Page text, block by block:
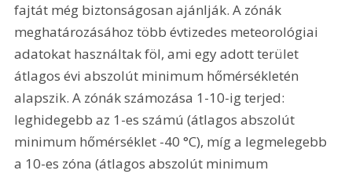
fajtát még biztonságosan ajánlják. A zónák
meghatározásához több évtizedes meteorológiai
adatokat használtak föl, ami egy adott terület
átlagos évi abszolút minimum hőmérsékletén
alapszik. A zónák számozása 1-10-ig terjed:
leghidegebb az 1-es számú (átlagos abszolút
minimum hőmérséklet -40 °C), míg a legmelegebb
a 10-es zóna (átlagos abszolút minimum